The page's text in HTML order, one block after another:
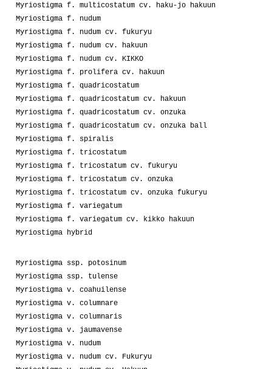
Myriostigma f. multicostatum cv. haku-jo hakuun
Myriostigma f. nudum
Myriostigma f. nudum cv. fukuryu
Myriostigma f. nudum cv. hakuun
Myriostigma f. nudum cv. KIKKO
Myriostigma f. prolifera cv. hakuun
Myriostigma f. quadricostatum
Myriostigma f. quadricostatum cv. hakuun
Myriostigma f. quadricostatum cv. onzuka
Myriostigma f. quadricostatum cv. onzuka ball
Myriostigma f. spiralis
Myriostigma f. tricostatum
Myriostigma f. tricostatum cv. fukuryu
Myriostigma f. tricostatum cv. onzuka
Myriostigma f. tricostatum cv. onzuka fukuryu
Myriostigma f. variegatum
Myriostigma f. variegatum cv. kikko hakuun
Myriostigma hybrid
Myriostigma ssp. potosinum
Myriostigma ssp. tulense
Myriostigma v. coahuilense
Myriostigma v. columnare
Myriostigma v. columnaris
Myriostigma v. jaumavense
Myriostigma v. nudum
Myriostigma v. nudum cv. Fukuryu